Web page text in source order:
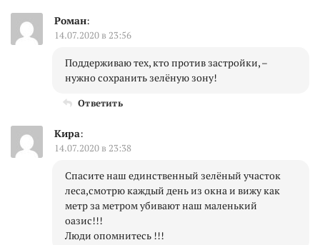
Роман:
14.07.2020 в 23:56
Поддерживаю тех, кто против застройки, –
нужно сохранить зелёную зону!
Ответить
Кира:
14.07.2020 в 23:38
Спасите наш единственный зелёный участок
леса,смотрю каждый день из окна и вижу как
метр за метром убивают наш маленький
оазис!!!
Люди опомнитесь !!!